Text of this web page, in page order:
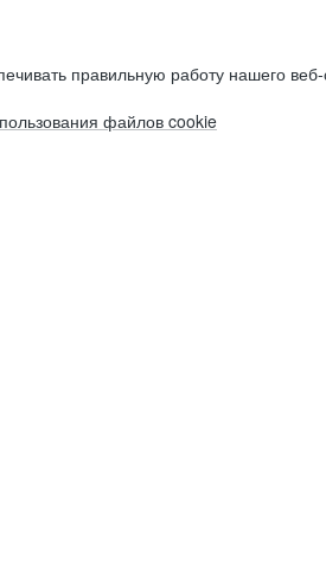
правильную работу нашего веб-
файлов cookie